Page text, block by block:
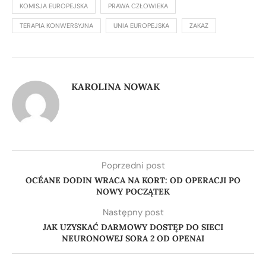
KOMISJA EUROPEJSKA PRAWA CZŁOWIEKA
TERAPIA KONWERSYJNA UNIA EUROPEJSKA ZAKAZ
KAROLINA NOWAK
Poprzedni post
OCÉANE DODIN WRACA NA KORT: OD OPERACJI PO
NOWY POCZĄTEK
Następny post
JAK UZYSKAĆ DARMOWY DOSTĘP DO SIECI
NEURONOWEJ SORA 2 OD OPENAI